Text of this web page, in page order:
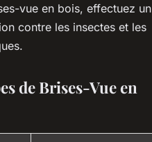
vue en bois, effectuez un
contre les insectes et les
de Brises-Vue en